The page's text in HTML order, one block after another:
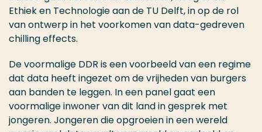
Ethiek en Technologie aan de TU Delft, in op de rol
van ontwerp in het voorkomen van data-gedreven
chilling effects.
De voormalige DDR is een voorbeeld van een regime
dat data heeft ingezet om de vrijheden van burgers
aan banden te leggen. In een panel gaat een
voormalige inwoner van dit land in gesprek met
jongeren. Jongeren die opgroeien in een wereld